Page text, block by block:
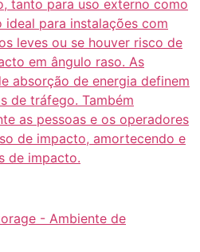
tanto para uso externo como
ideal para instalações com
leves ou se houver risco de
em ângulo raso. As
absorção de energia definem
de tráfego. Também
as pessoas e os operadores
de impacto, amortecendo e
de impacto.